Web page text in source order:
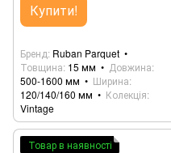
Купити!
Бренд Ruban Parquet
Товщина 15 мм
Довжина
500-1600 мм
Ширина
120/140/160 мм
Колекція
Vintage
Товар в наявності